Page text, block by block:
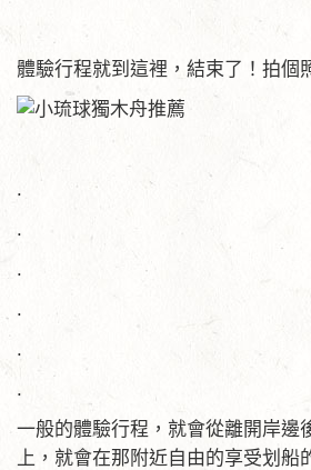
體驗行程就到這裡，結束了！拍個
.
.
.
.
.
.
一般的體驗行程，就會從離開岸邊
上，就會在那附近自由的享受划船